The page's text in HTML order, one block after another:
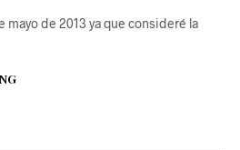
mayo de 2013 ya que consideré la